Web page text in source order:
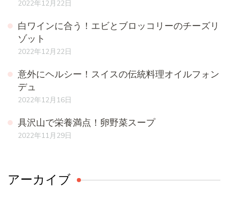
2022年12月22日
白ワインに合う！エビとブロッコリーのチーズリ
ゾット
2022年12月22日
意外にヘルシー！スイスの伝統料理オイルフォン
デュ
2022年12月16日
具沢山で栄養満点！卵野菜スープ
2022年11月29日
アーカイブ